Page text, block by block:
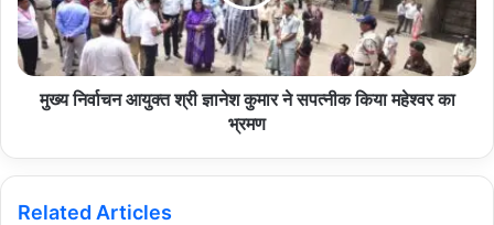
मुख्य निर्वाचन आयुक्त श्री ज्ञानेश कुमार ने सपत्नीक किया महेश्वर का
भ्रमण
Related Articles